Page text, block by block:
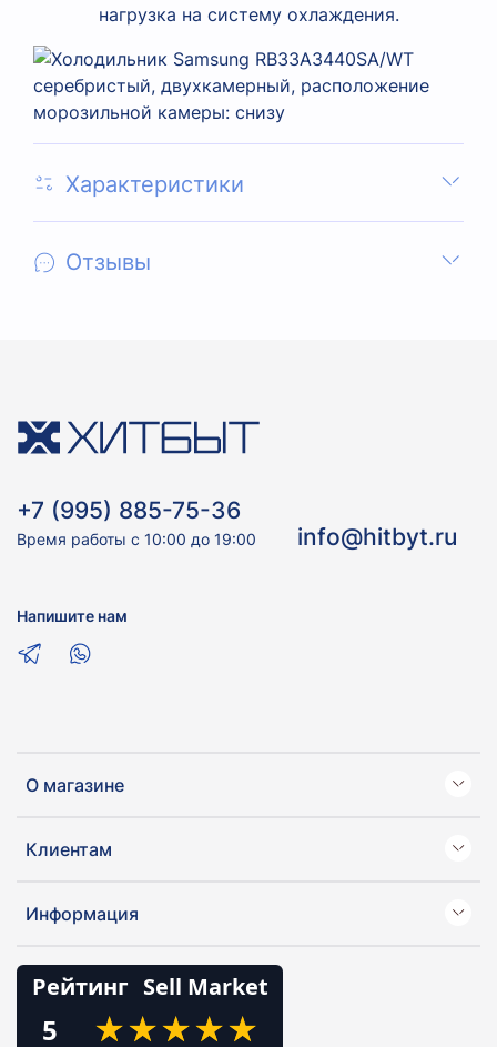
нагрузка на систему охлаждения.
Характеристики
Отзывы
О магазине
Клиентам
Информация
Рейтинг Sell Market
5 ★
★★
★★
★★
★★
★
+7 (995) 885-75-36
Время работы с 10:00 до 19:00 info@hitbyt.ru
Напишите нам